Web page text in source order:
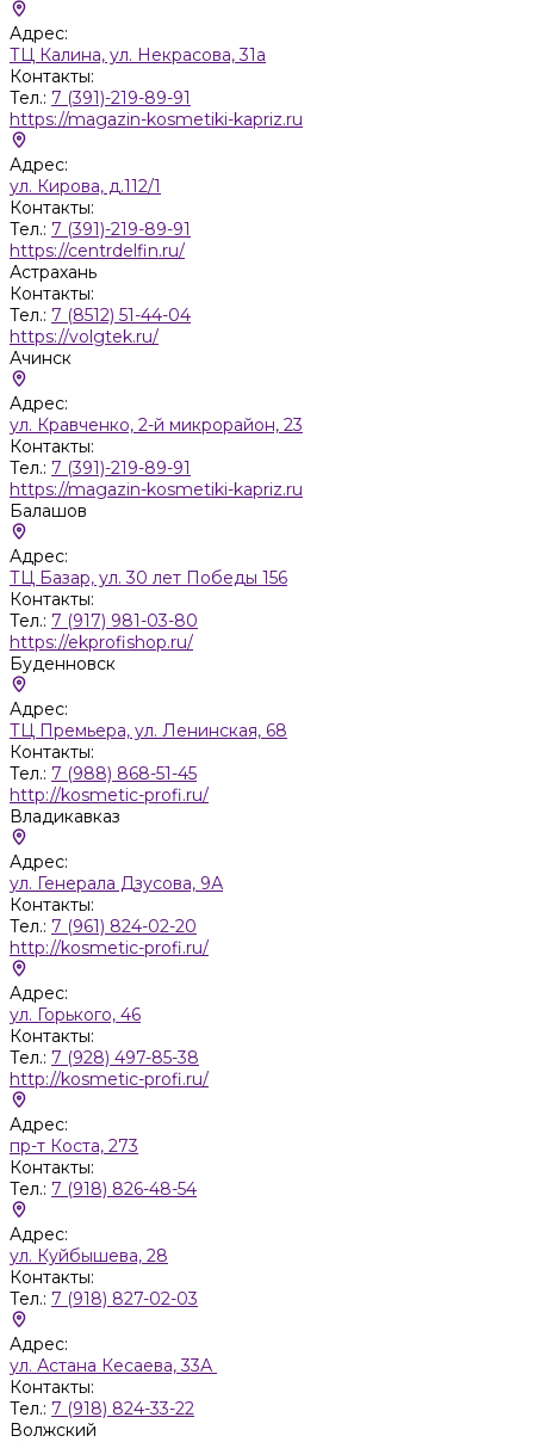
Адрес:
ТЦ Калина, ул. Некрасова, 31а
Контакты:
Тел.: 7 (391)-219-89-91
https://magazin-kosmetiki-kapriz.ru
Адрес:
ул. Кирова, д.112/1
Контакты:
Тел.: 7 (391)-219-89-91
https://centrdelfin.ru/
Астрахань
Контакты:
Тел.: 7 (8512) 51-44-04
https://volgtek.ru/
Ачинск
Адрес:
ул. Кравченко, 2-й микрорайон, 23
Контакты:
Тел.: 7 (391)-219-89-91
https://magazin-kosmetiki-kapriz.ru
Балашов
Адрес:
ТЦ Базар, ул. 30 лет Победы 156
Контакты:
Тел.: 7 (917) 981-03-80
https://ekprofishop.ru/
Буденновск
Адрес:
ТЦ Премьера, ул. Ленинская, 68
Контакты:
Тел.: 7 (988) 868-51-45
http://kosmetic-profi.ru/
Владикавказ
Адрес:
ул. Генерала Дзусова, 9А
Контакты:
Тел.: 7 (961) 824-02-20
http://kosmetic-profi.ru/
Адрес:
ул. Горького, 46
Контакты:
Тел.: 7 (928) 497-85-38
http://kosmetic-profi.ru/
Адрес:
пр-т Коста, 273
Контакты:
Тел.: 7 (918) 826-48-54
Адрес:
ул. Куйбышева, 28
Контакты:
Тел.: 7 (918) 827-02-03
Адрес:
ул. Астана Кесаева, 33А
Контакты:
Тел.: 7 (918) 824-33-22
Волжский